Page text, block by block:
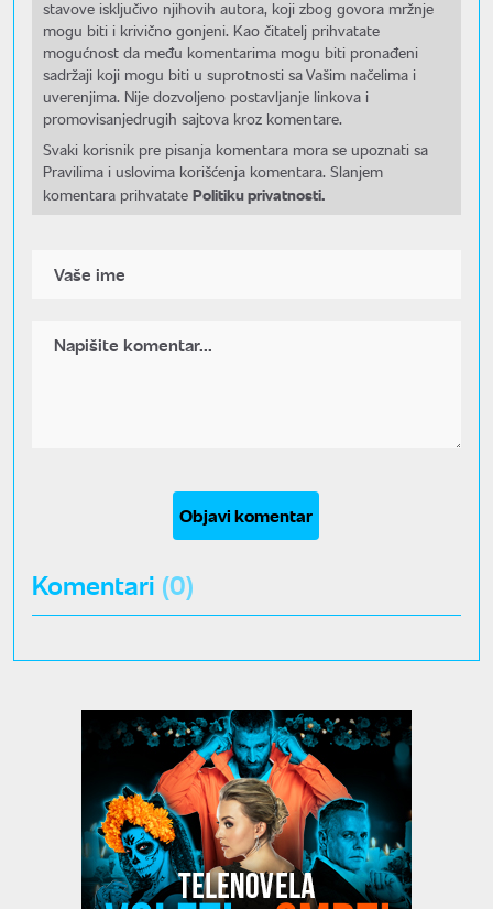
stavove isključivo njihovih autora, koji zbog govora mržnje
mogu biti i krivično gonjeni. Kao čitatelj prihvatate
mogućnost da među komentarima mogu biti pronađeni
sadržaji koji mogu biti u suprotnosti sa Vašim načelima i
uverenjima. Nije dozvoljeno postavljanje linkova i
promovisanjedrugih sajtova kroz komentare.
Svaki korisnik pre pisanja komentara mora se upoznati sa
Pravilima i uslovima korišćenja komentara. Slanjem
komentara prihvatate Politiku privatnosti.
Objavi komentar
Komentari (0)